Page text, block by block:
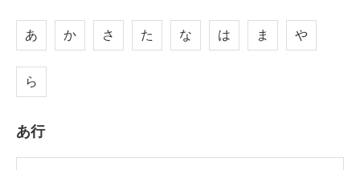
あ か さ た な は ま や
ら
あ行